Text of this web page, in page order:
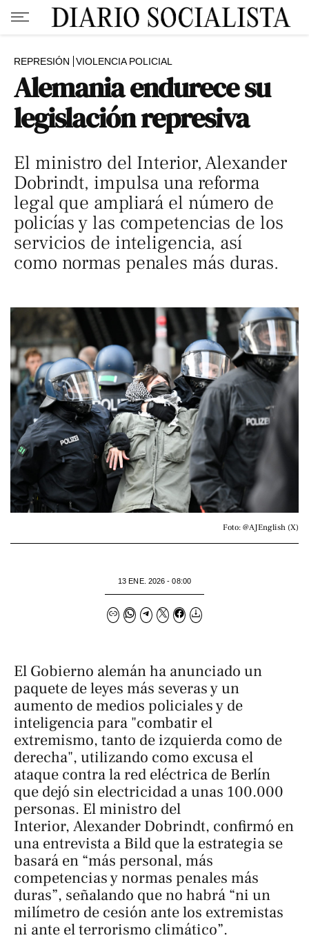
REPRESIÓN VIOLENCIA POLICIAL
Alemania endurece su
legislación represiva
El ministro del Interior, Alexander
Dobrindt, impulsa una reforma
legal que ampliará el número de
policías y las competencias de los
servicios de inteligencia, así
como normas penales más duras.
Foto: @AJEnglish (X)
13 ENE. 2026 - 08:00
El Gobierno alemán ha anunciado un
paquete de leyes más severas y un
aumento de medios policiales y de
inteligencia para "combatir el
extremismo, tanto de izquierda como de
derecha", utilizando como excusa el
ataque contra la red eléctrica de Berlín
que dejó sin electricidad a unas 100.000
personas. El ministro del
Interior, Alexander Dobrindt, confirmó en
una entrevista a Bild que la estrategia se
basará en “más personal, más
competencias y normas penales más
duras”, señalando que no habrá “ni un
milímetro de cesión ante los extremistas
ni ante el terrorismo climático”.